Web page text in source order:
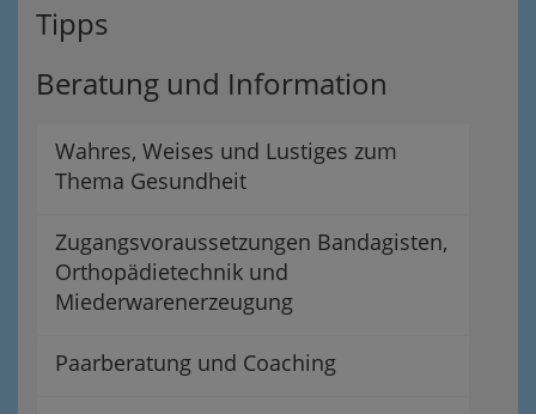
Tipps
Beratung und Information
Wahres, Weises und Lustiges zum
Thema Gesundheit
Zugangsvoraussetzungen Bandagisten,
Orthopädietechnik und
Miederwarenerzeugung
Paarberatung und Coaching